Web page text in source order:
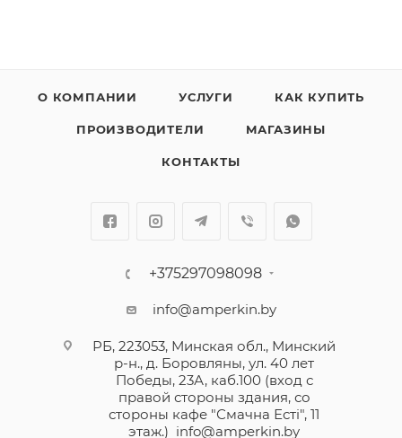
О КОМПАНИИ УСЛУГИ КАК КУПИТЬ
ПРОИЗВОДИТЕЛИ МАГАЗИНЫ
КОНТАКТЫ
+375297098098
info@amperkin.by
РБ, 223053, Минская обл., Минский
р-н., д. Боровляны, ул. 40 лет
Победы, 23А, каб.100 (вход с
правой стороны здания, со
стороны кафе "Смачна Естi", 11
этаж.) info@amperkin.by